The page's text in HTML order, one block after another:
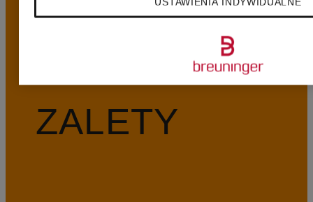
ZALETY